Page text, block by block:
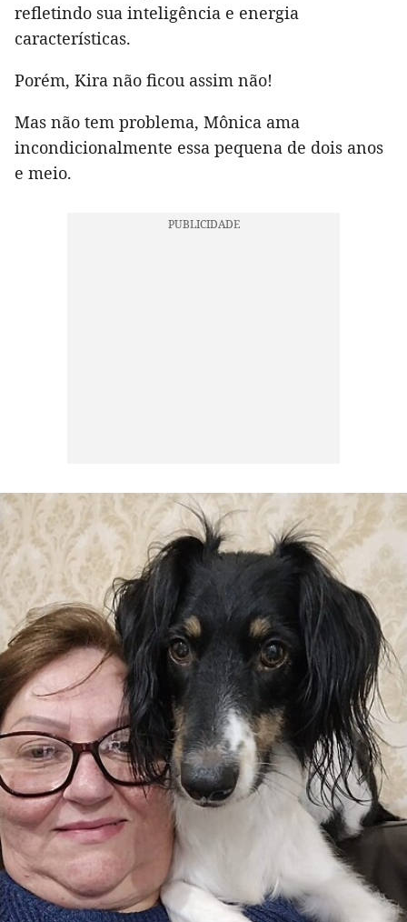
refletindo sua inteligência e energia
características.
Porém, Kira não ficou assim não!
Mas não tem problema, Mônica ama
incondicionalmente essa pequena de dois anos
e meio.